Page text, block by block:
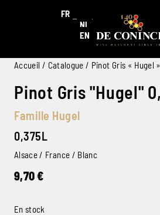
FR
NL
EN
Accueil / Catalogue / Pinot Gris « Hugel
Pinot Gris "Hugel"
Famille Hugel
0,375L
Alsace / France / Blanc
9,70€
En stock